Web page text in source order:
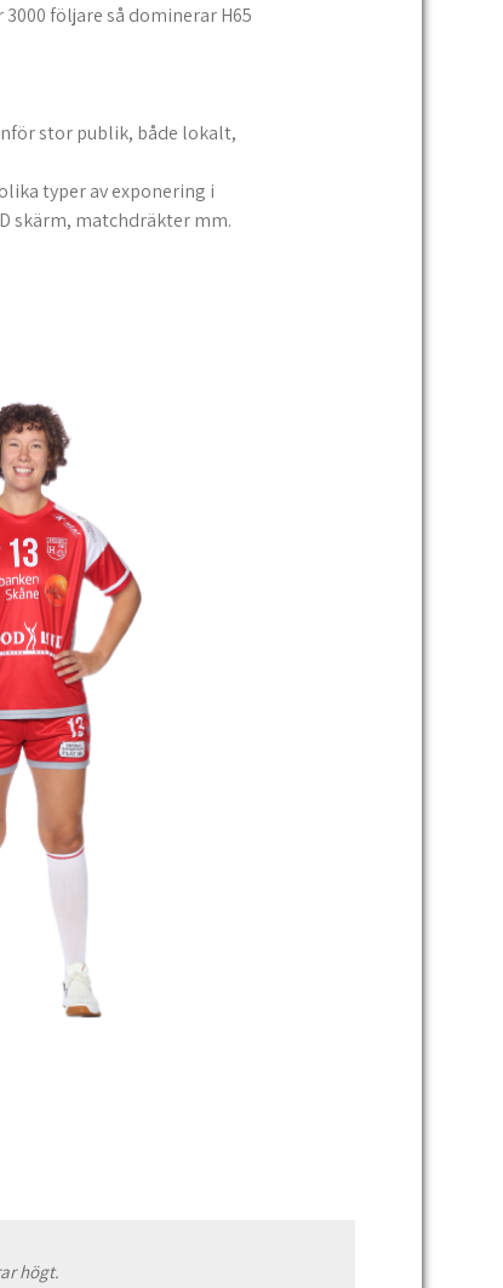
följare så dominerar H65
stor publik, både lokalt,
typer av exponering i
skärm, matchdräkter mm.
högt.